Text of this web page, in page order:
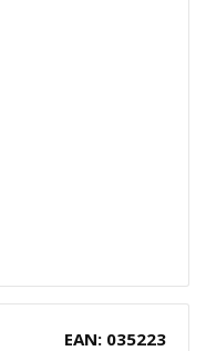
EAN: 035223